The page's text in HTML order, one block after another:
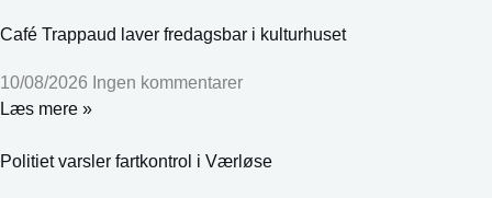
Café Trappaud laver fredagsbar i kulturhuset
10/08/2026 Ingen kommentarer
Læs mere »
Politiet varsler fartkontrol i Værløse